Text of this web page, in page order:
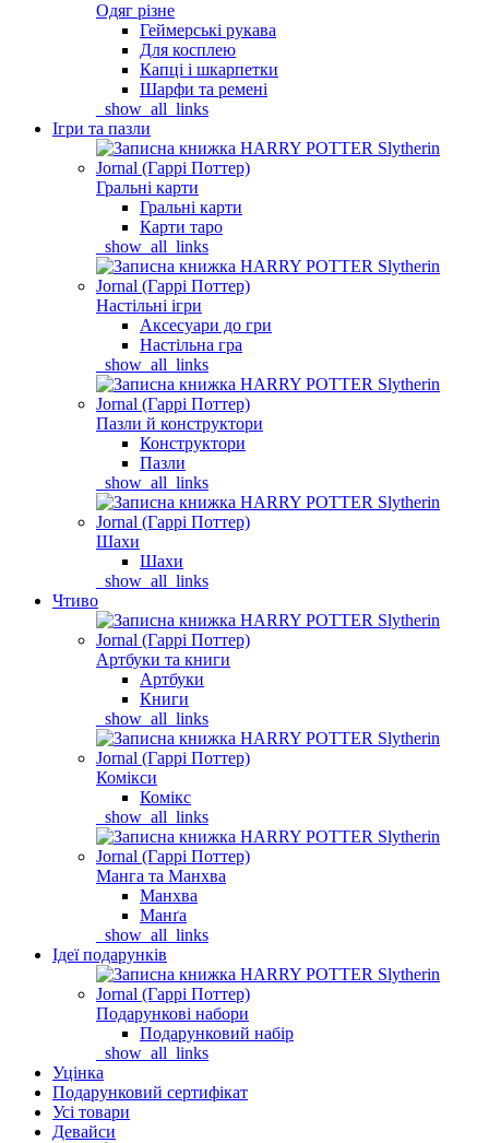
Одяг різне
Геймерські рукава
Для косплею
Капці і шкарпетки
Шарфи та ремені
_show_all_links
Ігри та пазли
Гральні карти
Гральні карти
Карти таро
_show_all_links
Настільні ігри
Аксесуари до гри
Настільна гра
_show_all_links
Пазли й конструктори
Конструктори
Пазли
_show_all_links
Шахи
Шахи
_show_all_links
Чтиво
Артбуки та книги
Артбуки
Книги
_show_all_links
Комікси
Комікс
_show_all_links
Манга та Манхва
Манхва
Манґа
_show_all_links
Ідеї подарунків
Подарункові набори
Подарунковий набір
_show_all_links
Уцінка
Подарунковий сертифікат
Усі товари
Девайси